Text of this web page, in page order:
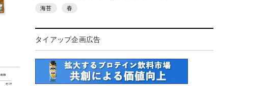
海苔 春
タイアップ企画広告